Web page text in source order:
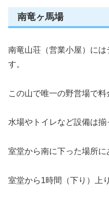
南竜ヶ馬場
南竜山荘（営業小屋）に
す。
この山で唯一の野営場で料
水場やトイレなど設備は揃
室堂から南に下った場所に
室堂から1時間（下り）上